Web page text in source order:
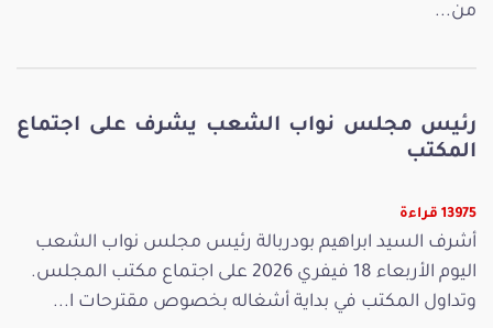
من...
رئيس مجلس نواب الشعب يشرف على اجتماع
المكتب
13975 قراءة
أشرف السيد ابراهيم بودربالة رئيس مجلس نواب الشعب
اليوم الأربعاء 18 فيفري 2026 على اجتماع مكتب المجلس.
وتداول المكتب في بداية أشغاله بخصوص مقترحات ا...